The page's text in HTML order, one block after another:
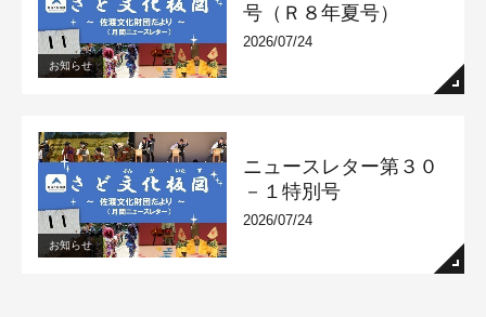
お知らせ
号（Ｒ８年夏号）
2026/07/24
お知らせ
ニュースレター第３０
－１特別号
2026/07/24